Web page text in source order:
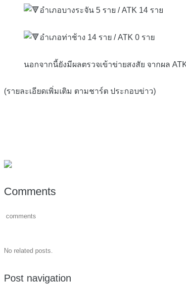
อำเภอบางระจัน 5 ราย / ATK 14 ราย
อำเภอท่าช้าง 14 ราย / ATK 0 ราย
นอกจากนี้ยังมีผลตรวจเข้าข่ายสงสัย จากผล ATK
(รายละเอียดเพิ่มเติม ตามชาร์ต ประกอบข่าว)
Comments
comments
No related posts.
Post navigation